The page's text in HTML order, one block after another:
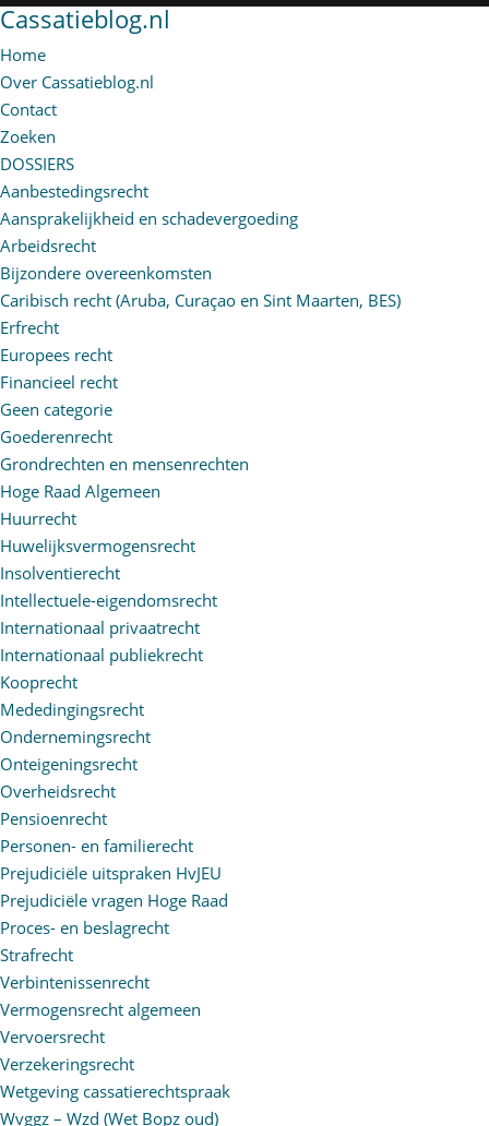
Cassatieblog.nl
Home
Over Cassatieblog.nl
Contact
Zoeken
DOSSIERS
Aanbestedingsrecht
Aansprakelijkheid en schadevergoeding
Arbeidsrecht
Bijzondere overeenkomsten
Caribisch recht (Aruba, Curaçao en Sint Maarten, BES)
Erfrecht
Europees recht
Financieel recht
Geen categorie
Goederenrecht
Grondrechten en mensenrechten
Hoge Raad Algemeen
Huurrecht
Huwelijksvermogensrecht
Insolventierecht
Intellectuele-eigendomsrecht
Internationaal privaatrecht
Internationaal publiekrecht
Kooprecht
Mededingingsrecht
Ondernemingsrecht
Onteigeningsrecht
Overheidsrecht
Pensioenrecht
Personen- en familierecht
Prejudiciële uitspraken HvJEU
Prejudiciële vragen Hoge Raad
Proces- en beslagrecht
Strafrecht
Verbintenissenrecht
Vermogensrecht algemeen
Vervoersrecht
Verzekeringsrecht
Wetgeving cassatierechtspraak
Wvggz – Wzd (Wet Bopz oud)